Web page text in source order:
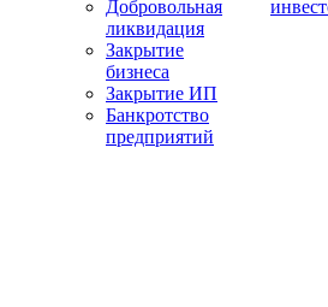
Добровольная
ликвидация
Закрытие
бизнеса
Закрытие ИП
Банкротство
предприятий